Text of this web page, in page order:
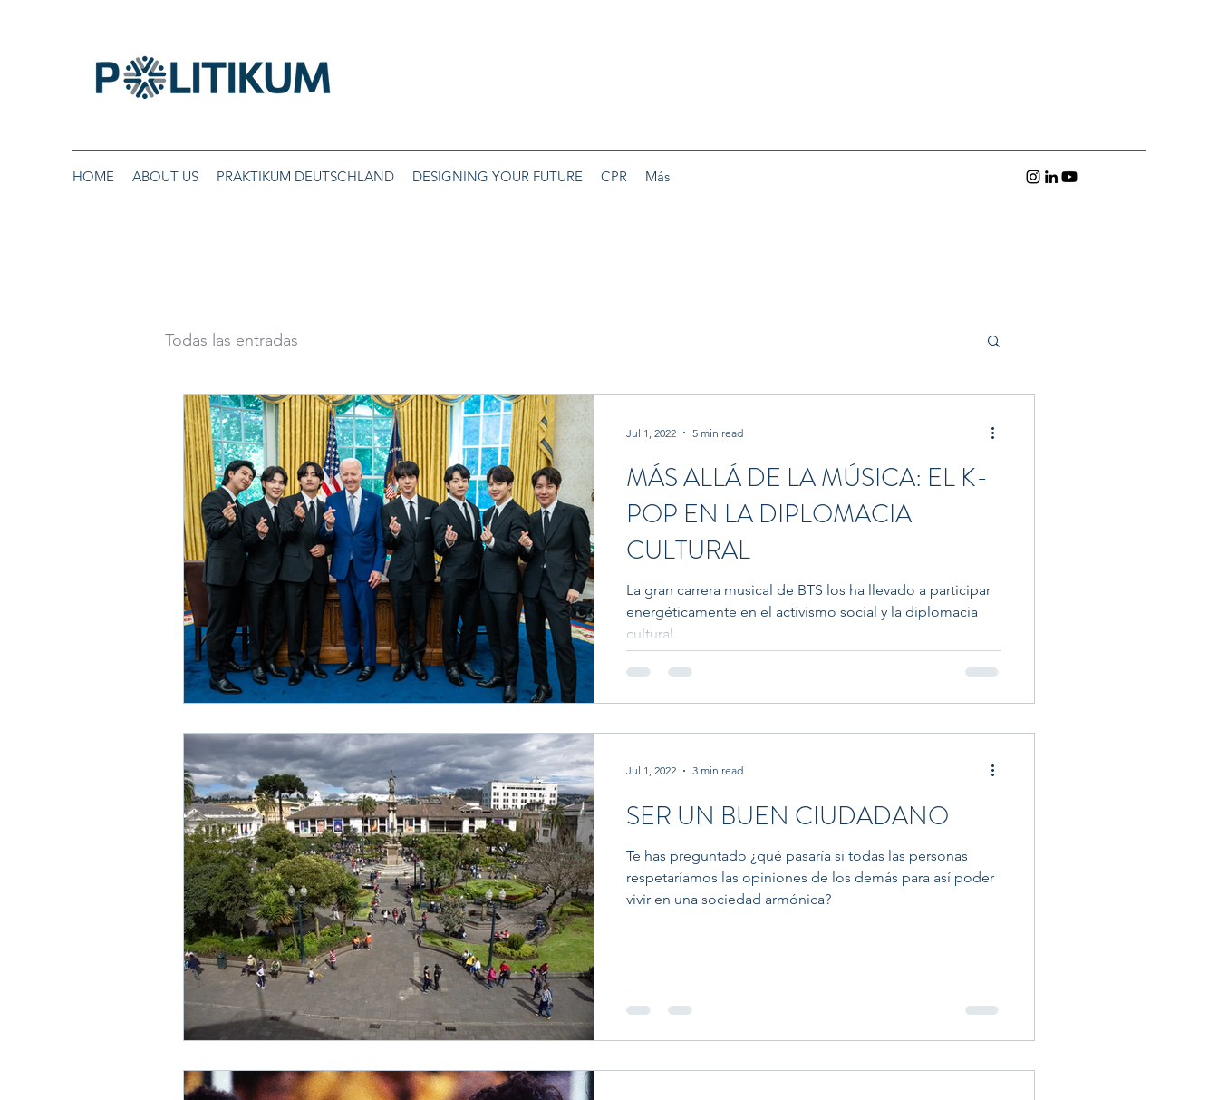
HOME ABOUT US PRAKTIKUM DEUTSCHLAND DESIGNING YOUR FUTURE CPR Más
Todas las entradas
MÁS ALLÁ DE LA MÚSICA: EL K-
POP EN LA DIPLOMACIA
CULTURAL
La gran carrera musical de BTS los ha llevado a participar
energéticamente en el activismo social y la diplomacia
cultural.
Jul 1, 2022 5 min read
SER UN BUEN CIUDADANO
Te has preguntado ¿qué pasaría si todas las personas
respetaríamos las opiniones de los demás para así poder
vivir en una sociedad armónica?
Jul 1, 2022 3 min read